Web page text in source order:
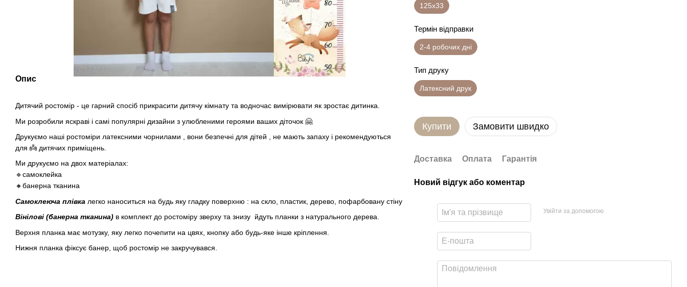
Опис
Дитячий ростомір - це гарний спосіб прикрасити дитячу кімнату та водночас вимірювати як зростає дитинка.
Ми розробили яскраві і самі популярні дизайни з улюбленими героями ваших діточок 🤗
Друкуємо наші ростоміри латексними чорнилами , вони безпечні для дітей , не мають запаху і рекомендуються
для 👼 дитячих приміщень.
Ми друкуємо на двох матеріалах:
🔹самоклейка
🔸банерна тканина
Самоклеюча плівка легко наноситься на будь яку гладку поверхню : на скло, пластик, дерево, пофарбовану стіну
Вінілові (банерна тканина) в комплект до ростоміру зверху та знизу йдуть планки з натурального дерева.
Верхня планка має мотузку, яку легко почепити на цвях, кнопку або будь-яке інше кріплення.
Нижня планка фіксує банер, щоб ростомір не закручувався.
125х33
Термін відправки
2-4 робочих дні
Тип друку
Латексний друк
Купити Замовити швидко
Доставка Оплата Гарантія
Новий відгук або коментар
Увійти за допомогою